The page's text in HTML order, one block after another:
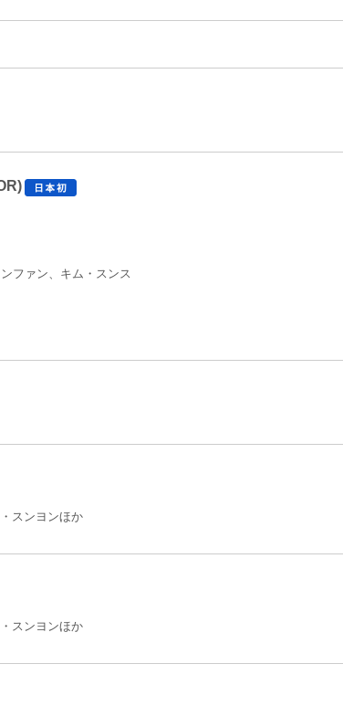
ファン、キム・スンス
スンヨンほか
スンヨンほか